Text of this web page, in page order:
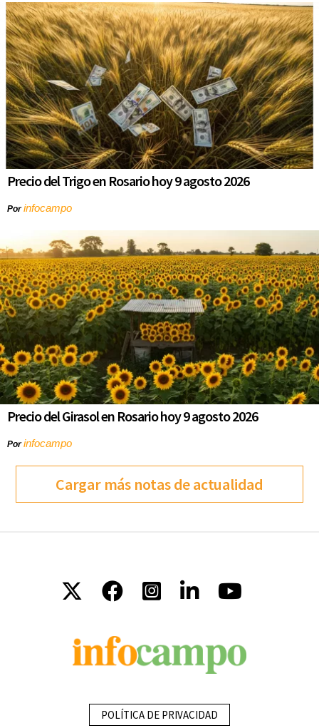
Precio del Trigo en Rosario hoy 9 agosto 2026
Porinfocampo
Precio del Girasol en Rosario hoy 9 agosto 2026
Porinfocampo
Cargar más notas de actualidad
POLÍTICA DE PRIVACIDAD